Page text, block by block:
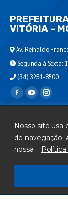
Nosso site usa
de navegação.
nossa .
VITÓRIA –
Av. Reinaldo
Segunda à Sexta:
(34) 3251-8500
Encontre-nos em:
Departamento
Serviços
Telefones Úteis